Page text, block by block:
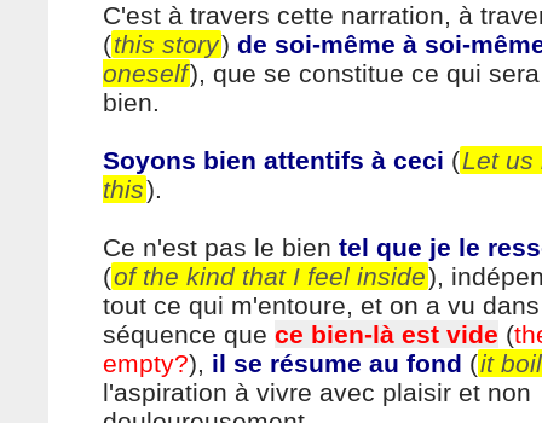
C'est à travers cette narration, à
(this story) de soi-même à soi-
oneself), que se constitue ce qui
bien.
Soyons bien attentifs à ceci (Let us
this).
Ce n'est pas le bien tel que je le
(of the kind that I feel inside),
tout ce qui m'entoure, et on a vu
séquence que ce bien-là est vide (
empty?), il se résume au fond (it
l'aspiration à vivre avec plaisir et non